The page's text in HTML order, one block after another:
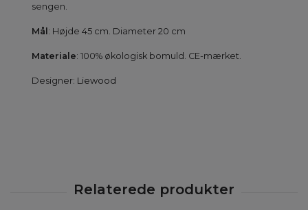
sengen.
Mål : Højde 45 cm. Diameter 20 cm
Materiale: 100% økologisk bomuld. CE-mærket.
Designer: Liewood